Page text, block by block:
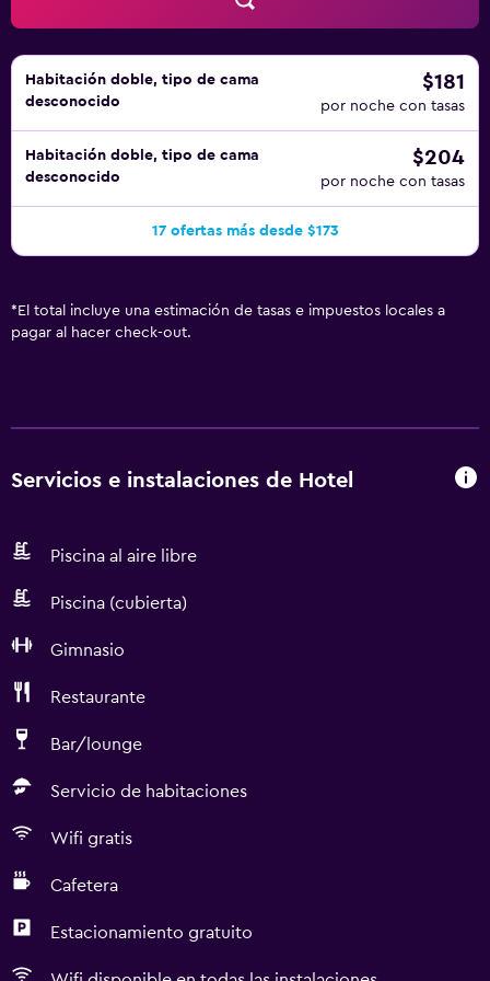
Habitación doble, tipo de cama
desconocido
$181
por noche con tasas
Habitación doble, tipo de cama
desconocido
$204
por noche con tasas
17 ofertas más desde $173
* El total incluye una estimación de tasas e impuestos locales a
pagar al hacer check-out.
Servicios e instalaciones de Hotel
Piscina al aire libre
Piscina (cubierta)
Gimnasio
Restaurante
Bar/lounge
Servicio de habitaciones
Wifi gratis
Cafetera
Estacionamiento gratuito